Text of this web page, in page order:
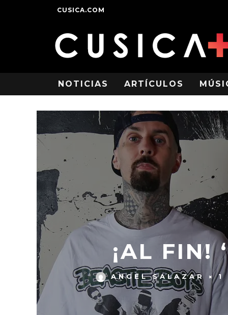
CUSICA.COM
NOTICIAS ARTÍCULOS
¡AL FIN!
ANGEL SALAZAR 1